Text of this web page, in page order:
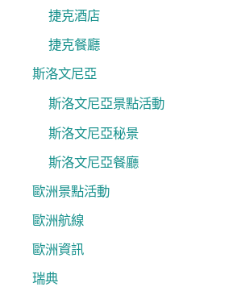
捷克酒店
捷克餐廳
斯洛文尼亞
斯洛文尼亞景點活動
斯洛文尼亞秘景
斯洛文尼亞餐廳
歐洲景點活動
歐洲航線
歐洲資訊
瑞典